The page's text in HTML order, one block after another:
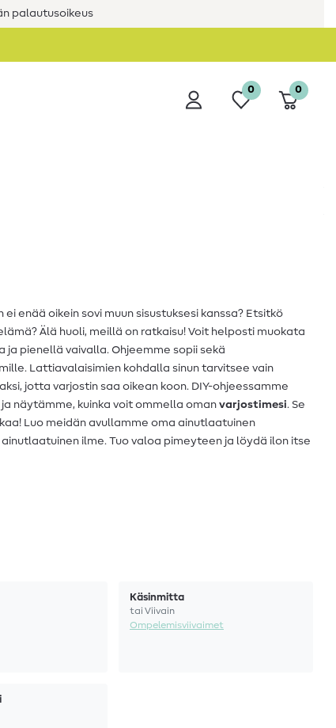
palautusoikeus
0 0
enää oikein sovi muun sisustuksesi kanssa? Etsitkö
Älä huoli, meillä on ratkaisu! Voit helposti muokata
pienellä vaivalla. Ohjeemme sopii sekä
Lattiavalaisimien kohdalla sinun tarvitsee vain
jotta varjostin saa oikean koon. DIY-ohjeessamme
näytämme, kuinka voit ommella oman varjostimesi. Se
Luo meidän avullamme oma ainutlaatuinen
ilme. Tuo valoa pimeyteen ja löydä ilon itse
Käsinmitta
tai Viivain
Ompelemisviivaimet